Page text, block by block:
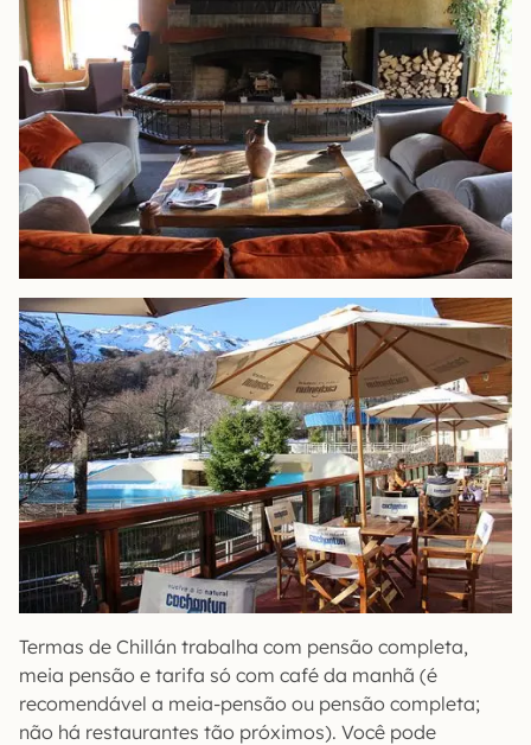
Termas de Chillán trabalha com pensão completa,
meia pensão e tarifa só com café da manhã (é
recomendável a meia-pensão ou pensão completa;
não há restaurantes tão próximos). Você pode